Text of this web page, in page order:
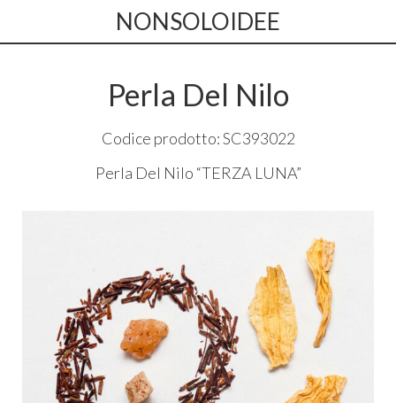
NONSOLOIDEE
Perla Del Nilo
Codice prodotto: SC393022
Perla Del Nilo “TERZA LUNA”